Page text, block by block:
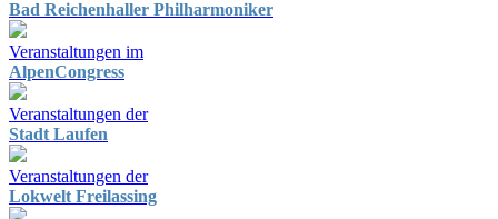
Bad Reichenhaller Philharmoniker
Veranstaltungen im
AlpenCongress
Veranstaltungen der
Stadt Laufen
Veranstaltungen der
Lokwelt Freilassing